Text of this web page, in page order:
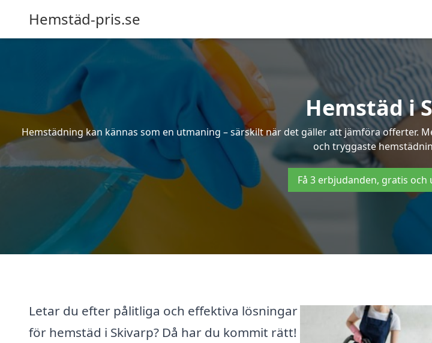
Hemstäd-pris.se
Hemstäd i
Hemstädning kan kännas som en utmaning – särskilt när det gäller att jämföra offerter.
och tryggaste
Få 3 erbjudanden, gratis
Letar du efter pålitliga och effektiva lösningar
för hemstäd i Skivarp? Då har du kommit rätt!